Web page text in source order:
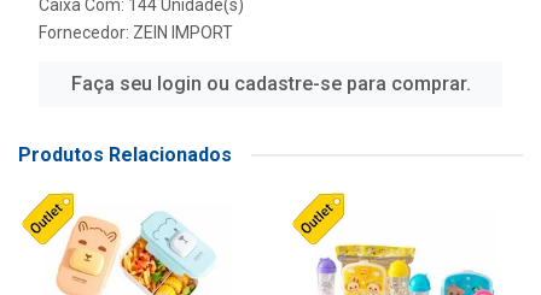
Caixa Com: 144 Unidade(s)
Fornecedor: ZEIN IMPORT
Faça seu login ou cadastre-se para comprar.
Produtos Relacionados